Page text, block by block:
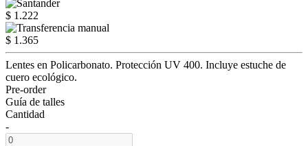
$ 1.222
$ 1.365
Lentes en Policarbonato. Protección UV 400. Incluye estuche de
cuero ecológico.
Pre-order
Guía de talles
Cantidad
-